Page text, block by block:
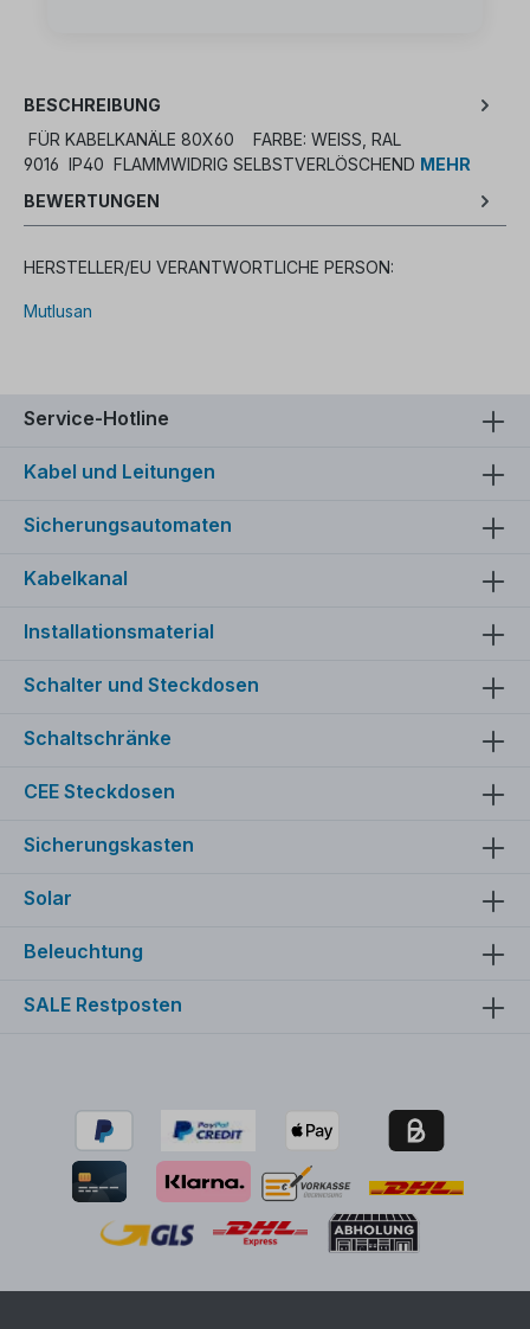
BESCHREIBUNG
FÜR KABELKANÄLE 80X60 FARBE: WEISS, RAL 9
016 IP40 FLAMMWIDRIG SELBSTVERLÖSCHEND MEHR
BEWERTUNGEN
HERSTELLER/EU VERANTWORTLICHE PERSON:
Mutlusan
Service-Hotline
Kabel und Leitungen
Sicherungsautomaten
Kabelkanal
Installationsmaterial
Schalter und Steckdosen
Schaltschränke
CEE Steckdosen
Sicherungskasten
Solar
Beleuchtung
SALE Restposten